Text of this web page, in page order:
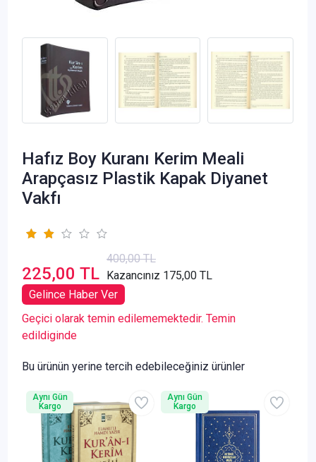
Hafız Boy Kuranı Kerim Meali
Arapçasız Plastik Kapak Diyanet
Vakfı
225,00 TL
400,00 TL
Kazancınız 175,00 TL
Gelince Haber Ver
Geçici olarak temin edilememektedir. Temin
edildiginde
Bu ürünün yerine tercih edebileceğiniz ürünler
Aynı Gün
Kargo
Aynı Gün
Kargo